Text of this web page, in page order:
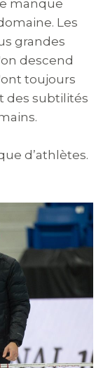
manque
Les
grandes
descend
toujours
des subtilités
d’athlètes.